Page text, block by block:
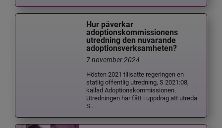
Hur påverkar
adoptionskommissionens
utredning den nuvarande
adoptionsverksamheten?
7 november 2024
Hösten 2021 tillsatte regeringen en
statlig offentlig utredning, S 2021:08,
kallad Adoptionskommissionen.
Utredningen har fått i uppdrag att utreda
S...